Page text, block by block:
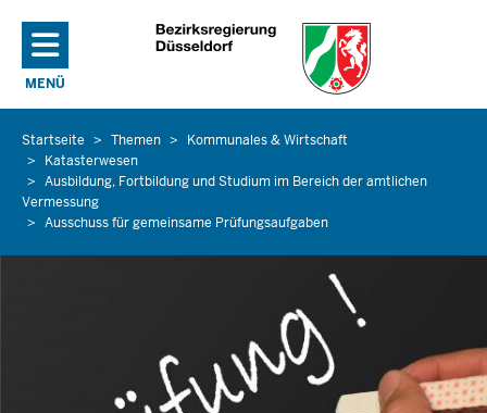
Direkt zum Inhalt
MENÜ
NAVIGATION AKTIVIEREN/DEAKTIVIEREN: HAUPTMENÜ
Sie
befinden
sich
hier
Startseite Themen
Kommunales & Wirtschaft
Katasterwesen
Ausbildung, Fortbildung und Studium im Bereich der amtlichen
Vermessung
Ausschuss für gemeinsame Prüfungsaufgaben